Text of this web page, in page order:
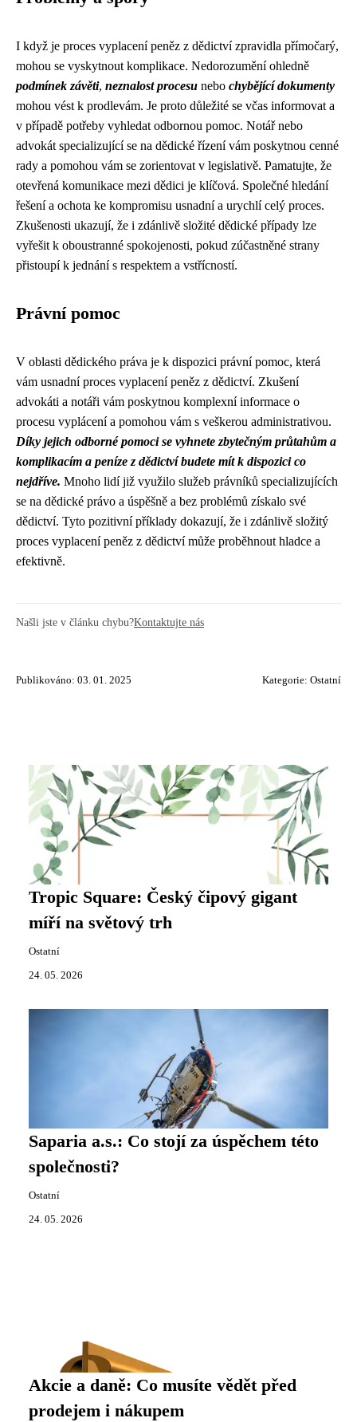
I když je proces vyplacení peněz z dědictví zpravidla přímočarý,
mohou se vyskytnout komplikace. Nedorozumění ohledně
podmínek závěti, neznalost procesu nebo chybějící dokumenty
mohou vést k prodlevám. Je proto důležité se včas informovat a
v případě potřeby vyhledat odbornou pomoc. Notář nebo
advokát specializující se na dědické řízení vám poskytnou cenné
rady a pomohou vám se zorientovat v legislativě. Pamatujte, že
otevřená komunikace mezi dědici je klíčová. Společné hledání
řešení a ochota ke kompromisu usnadní a urychlí celý proces.
Zkušenosti ukazují, že i zdánlivě složité dědické případy lze
vyřešit k oboustranné spokojenosti, pokud zúčastněné strany
přistoupí k jednání s respektem a vstřícností.
Právní pomoc
V oblasti dědického práva je k dispozici právní pomoc, která
vám usnadní proces vyplacení peněz z dědictví. Zkušení
advokáti a notáři vám poskytnou komplexní informace o
procesu vyplácení a pomohou vám s veškerou administrativou.
Díky jejich odborné pomoci se vyhnete zbytečným průtahům a
komplikacím a peníze z dědictví budete mít k dispozici co
nejdříve. Mnoho lidí již využilo služeb právníků specializujících
se na dědické právo a úspěšně a bez problémů získalo své
dědictví. Tyto pozitivní příklady dokazují, že i zdánlivě složitý
proces vyplacení peněz z dědictví může proběhnout hladce a
efektivně.
Našli jste v článku chybu?Kontaktujte nás
Publikováno: 03. 01. 2025 Kategorie: Ostatní
Tropic Square: Český čipový gigant
míří na světový trh
Ostatní
24. 05. 2026
Saparia a.s.: Co stojí za úspěchem této
společnosti?
Ostatní
24. 05. 2026
Akcie a daně: Co musíte vědět před
prodejem i nákupem